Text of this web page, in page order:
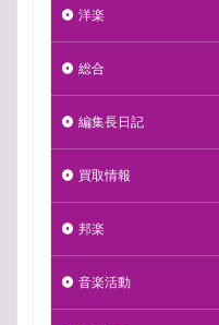
洋楽
総合
編集長日記
買取情報
邦楽
音楽活動